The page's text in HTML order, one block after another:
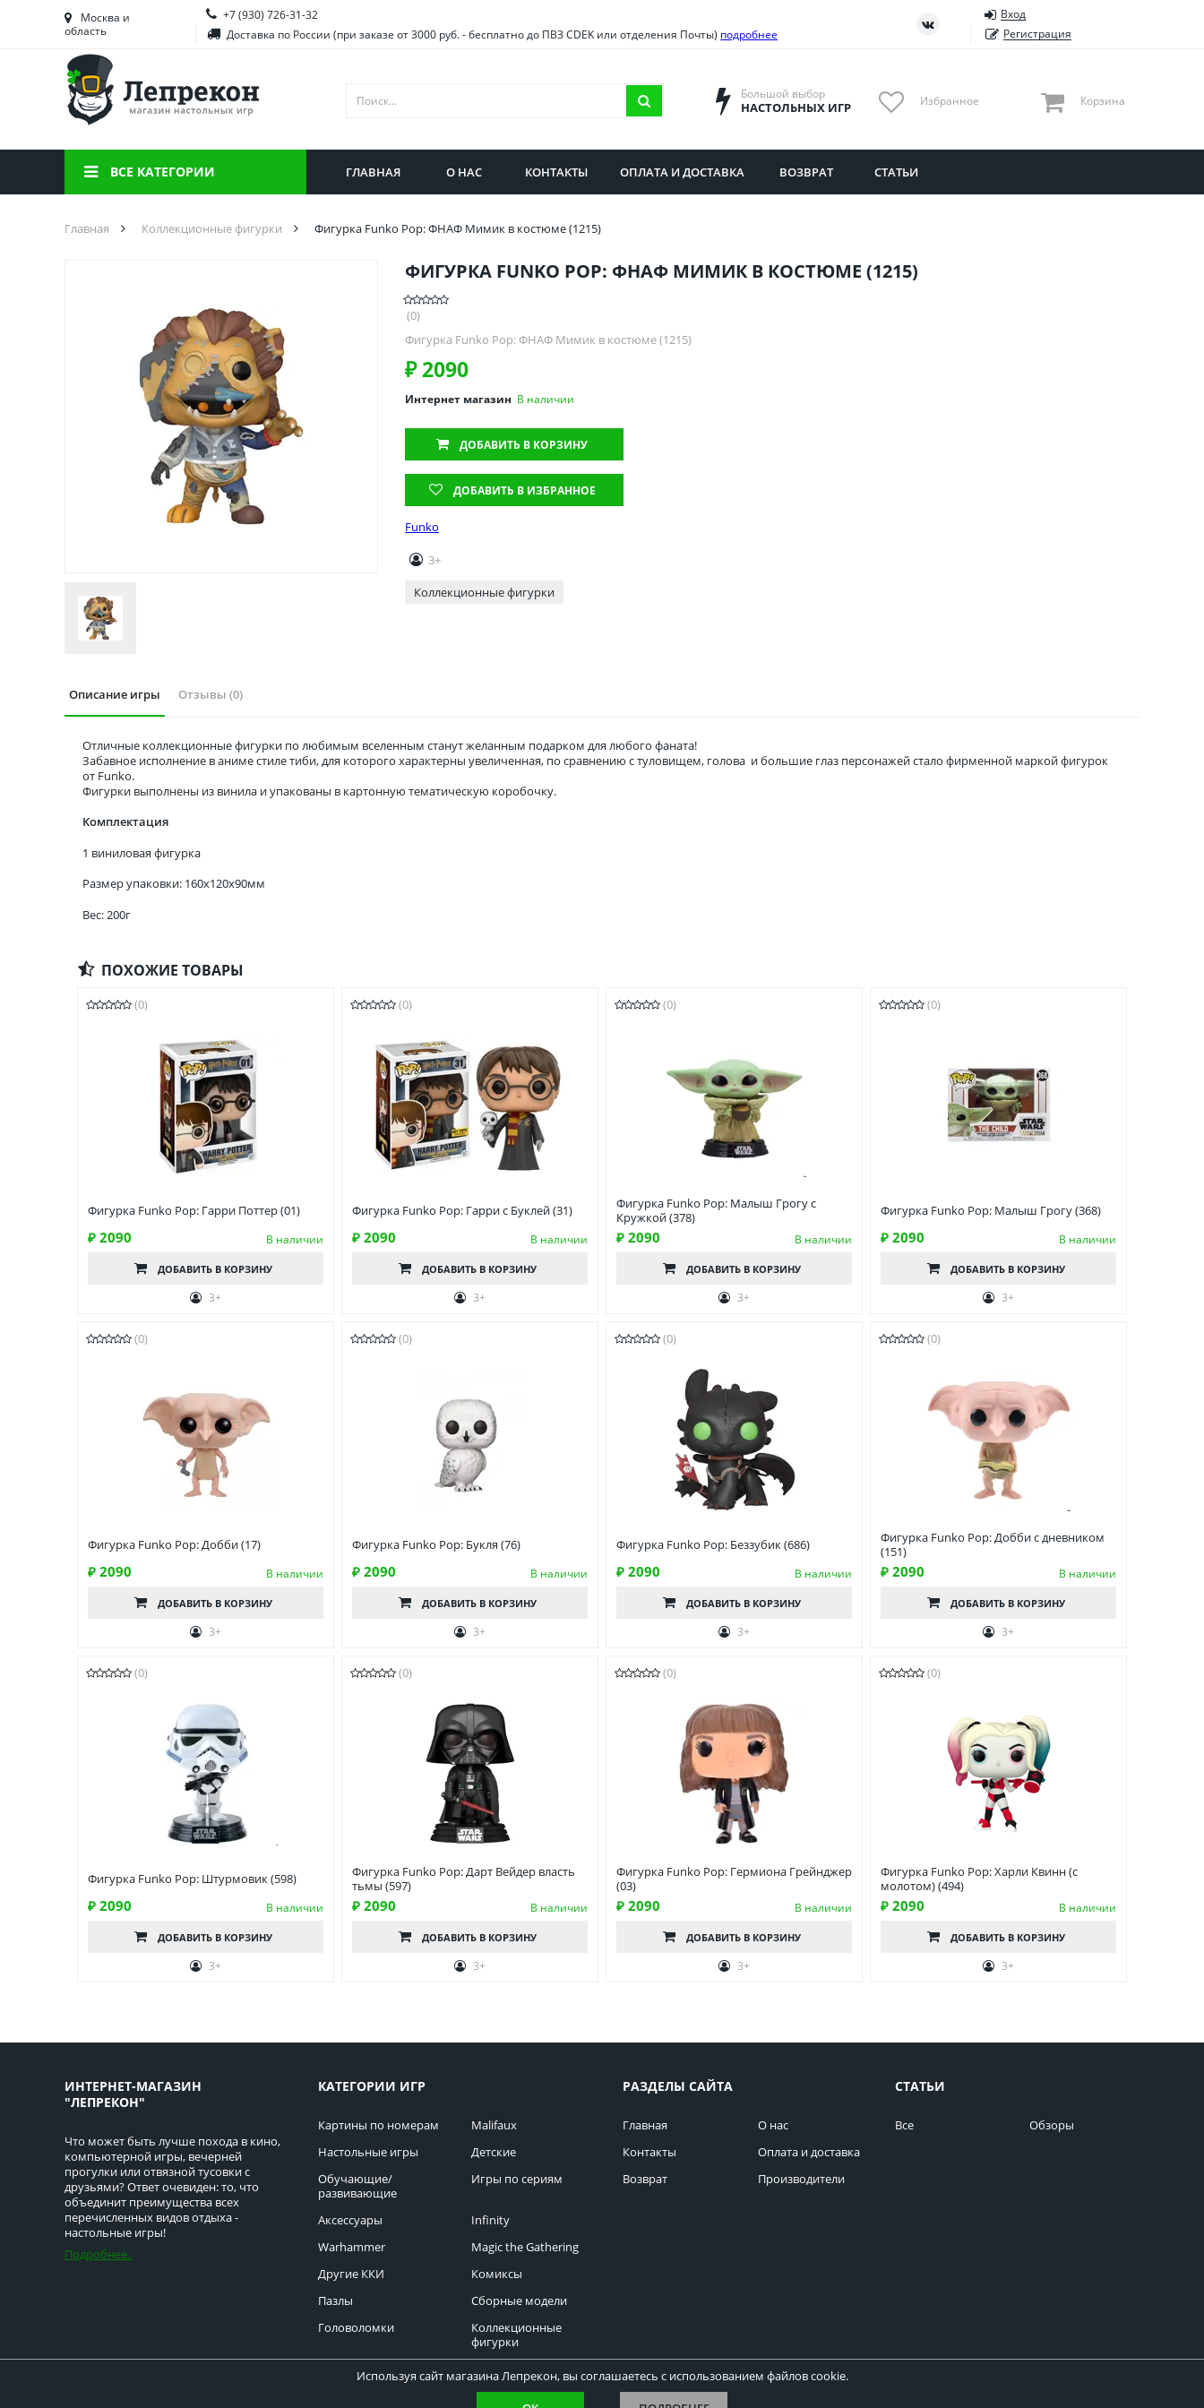
Башкортостан
Брянская область
Вологодская область
Воронежская область
Иркутская область
Саратовская область
Тюменская область
Ульяновская область
Москва и
область
+7 (930) 726-31-32
Доставка по России (при заказе от 3000 руб. - бесплатно до ПВЗ CDEK или отделения Почты) подробнее
Вход
Регистрация
Большой выбор
НАСТОЛЬНЫХ ИГР Избранное Корзина
ВСЕ КАТЕГОРИИ ГЛАВНАЯ О НАС КОНТАКТЫ ОПЛАТА И ДОСТАВКА ВОЗВРАТ СТАТЬИ
Главная Коллекционные фигурки Фигурка Funko Pop: ФНАФ Мимик в костюме (1215)
ФИГУРКА FUNKO POP: ФНАФ МИМИК В КОСТЮМЕ (1215)
(0)
Фигурка Funko Pop: ФНАФ Мимик в костюме (1215)
₽ 2090
Интернет магазин В наличии
ДОБАВИТЬ В КОРЗИНУ
ДОБАВИТЬ В ИЗБРАННОЕ
Funko
3+
Коллекционные фигурки
Описание игры Отзывы (0)
Отличные коллекционные фигурки по любимым вселенным станут желанным подарком для любого фаната!
Забавное исполнение в аниме стиле тиби, для которого характерны увеличенная, по сравнению с туловищем, голова и большие глаз персонажей стало фирменной маркой фигурок
от Funko.
Фигурки выполнены из винила и упакованы в картонную тематическую коробочку.
Комплектация
1 виниловая фигурка
Размер упаковки: 160x120x90мм
Вес: 200г
ПОХОЖИЕ ТОВАРЫ
(0)
Фигурка Funko Pop: Гарри Поттер (01)
₽ 2090 В наличии
ДОБАВИТЬ В КОРЗИНУ
3+
(0)
Фигурка Funko Pop: Гарри с Буклей (31)
₽ 2090 В наличии
ДОБАВИТЬ В КОРЗИНУ
3+
(0)
Фигурка Funko Pop: Малыш Грогу с
Кружкой (378)
₽ 2090 В наличии
ДОБАВИТЬ В КОРЗИНУ
3+
(0)
Фигурка Funko Pop: Малыш Грогу (368)
₽ 2090 В наличии
ДОБАВИТЬ В КОРЗИНУ
3+
(0)
Фигурка Funko Pop: Добби (17)
₽ 2090 В наличии
ДОБАВИТЬ В КОРЗИНУ
3+
(0)
Фигурка Funko Pop: Букля (76)
₽ 2090 В наличии
ДОБАВИТЬ В КОРЗИНУ
3+
(0)
Фигурка Funko Pop: Беззубик (686)
₽ 2090 В наличии
ДОБАВИТЬ В КОРЗИНУ
3+
(0)
Фигурка Funko Pop: Добби с дневником
(151)
₽ 2090 В наличии
ДОБАВИТЬ В КОРЗИНУ
3+
(0)
Фигурка Funko Pop: Штурмовик (598)
₽ 2090 В наличии
ДОБАВИТЬ В КОРЗИНУ
3+
(0)
Фигурка Funko Pop: Дарт Вейдер власть
тьмы (597)
₽ 2090 В наличии
ДОБАВИТЬ В КОРЗИНУ
3+
(0)
Фигурка Funko Pop: Гермиона Грейнджер
(03)
₽ 2090 В наличии
ДОБАВИТЬ В КОРЗИНУ
3+
(0)
Фигурка Funko Pop: Харли Квинн (с
молотом) (494)
₽ 2090 В наличии
ДОБАВИТЬ В КОРЗИНУ
3+
ИНТЕРНЕТ-МАГАЗИН
"ЛЕПРЕКОН"
Что может быть лучше похода в кино,
компьютерной игры, вечерней
прогулки или отвязной тусовки с
друзьями? Ответ очевиден: то, что
объединит преимущества всех
перечисленных видов отдыха -
настольные игры!
Подробнее..
КАТЕГОРИИ ИГР
Картины по номерам
Malifaux
Настольные игры
Детские
Обучающие/
развивающие
Игры по сериям
Аксессуары
Infinity
Warhammer
Magic the Gathering
Другие ККИ
Комиксы
Пазлы
Сборные модели
Головоломки
Коллекционные
фигурки
РАЗДЕЛЫ САЙТА
Главная
О нас
Контакты
Оплата и доставка
Возврат
Производители
СТАТЬИ
Все Обзоры
Используя сайт магазина Лепрекон, вы соглашаетесь с использованием файлов cookie.